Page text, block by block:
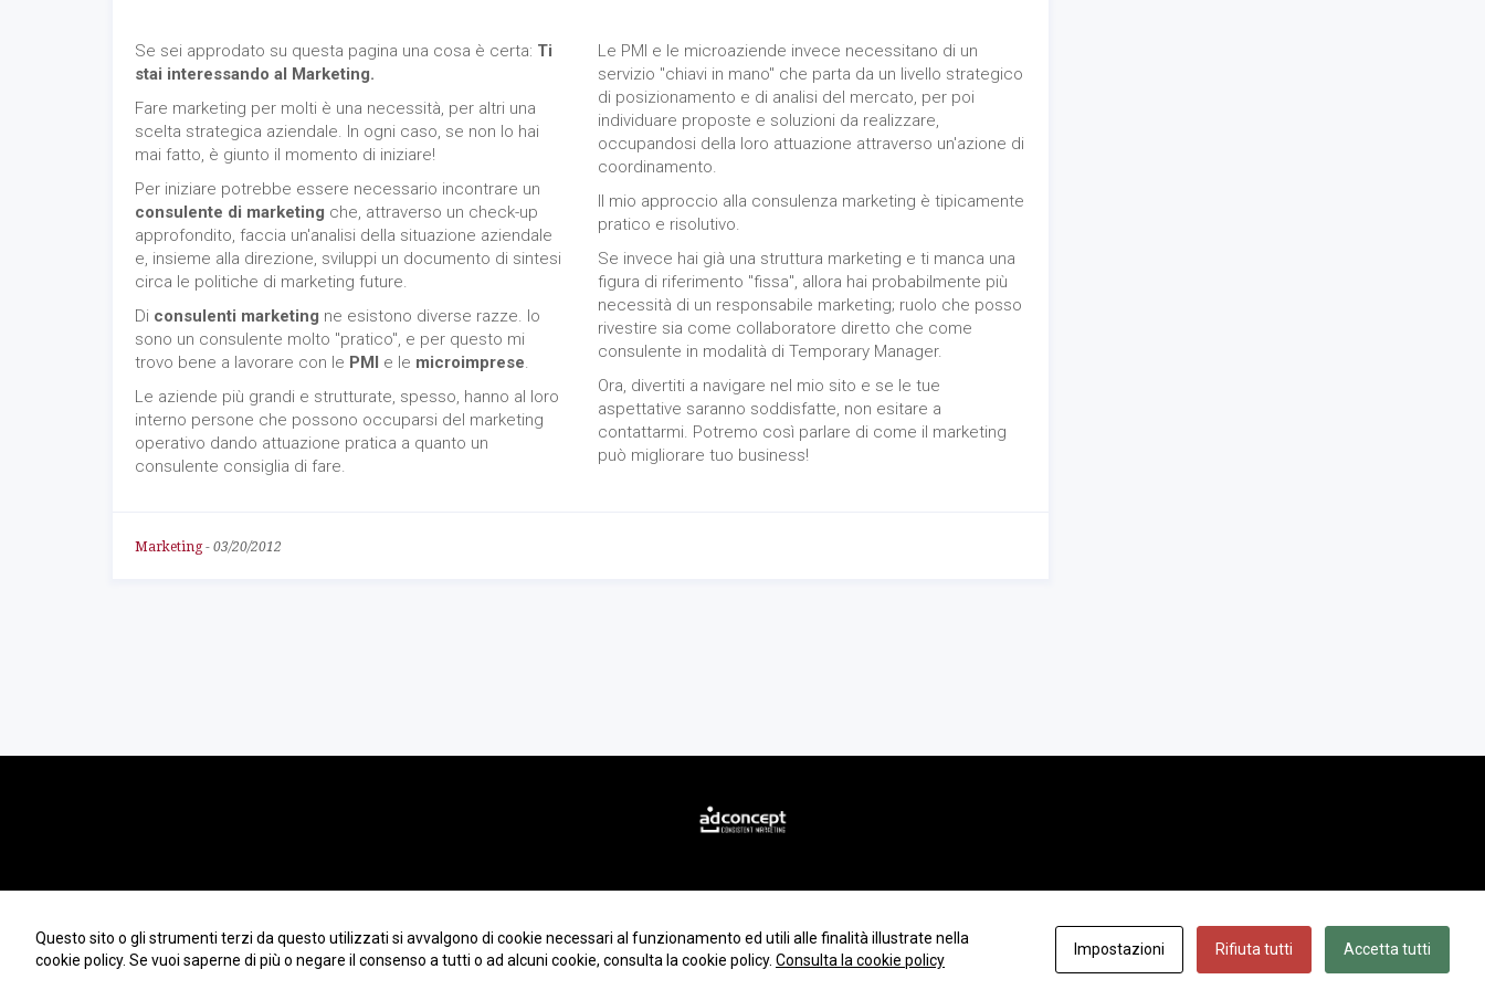
Se sei approdato su questa pagina una cosa è certa: Ti
stai interessando al Marketing.
Fare marketing per molti è una necessità, per altri una
scelta strategica aziendale. In ogni caso, se non lo hai
mai fatto, è giunto il momento di iniziare!
Per iniziare potrebbe essere necessario incontrare un
consulente di marketing che, attraverso un check-up
approfondito, faccia un'analisi della situazione aziendale
e, insieme alla direzione, sviluppi un documento di sintesi
circa le politiche di marketing future.
Di consulenti marketing ne esistono diverse razze. Io
sono un consulente molto "pratico", e per questo mi
trovo bene a lavorare con le PMI e le microimprese.
Le aziende più grandi e strutturate, spesso, hanno al loro
interno persone che possono occuparsi del marketing
operativo dando attuazione pratica a quanto un
consulente consiglia di fare.
Le PMI e le microaziende invece necessitano di un
servizio "chiavi in mano" che parta da un livello strategico
di posizionamento e di analisi del mercato, per poi
individuare proposte e soluzioni da realizzare,
occupandosi della loro attuazione attraverso un'azione di
coordinamento.
Il mio approccio alla consulenza marketing è tipicamente
pratico e risolutivo.
Se invece hai già una struttura marketing e ti manca una
figura di riferimento "fissa", allora hai probabilmente più
necessità di un responsabile marketing; ruolo che posso
rivestire sia come collaboratore diretto che come
consulente in modalità di Temporary Manager.
Ora, divertiti a navigare nel mio sito e se le tue
aspettative saranno soddisfatte, non esitare a
contattarmi. Potremo così parlare di come il marketing
può migliorare tuo business!
Marketing- 03/20/2012
Copyright 2018 | Andrea Dell'Orto | © All Rights Reserved | PIVA
10334690962
Privacy Policy|Cookies Policy Impostazioni cookie
Questo sito o gli strumenti terzi da questo utilizzati si avvalgono di cookie necessari al funzionamento ed utili alle finalità illustrate nella
cookie policy. Se vuoi saperne di più o negare il consenso a tutti o ad alcuni cookie, consulta la cookie policy. Consulta la cookie policy
Impostazioni Rifiuta tutti Accetta tutti
nostro sito,
aumenti le
possibilità di
vedere
contenuti e
offerte